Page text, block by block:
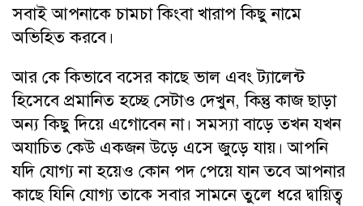
সবাই আপনাকে চামচা কিংবা খারাপ কিছু নামে
অভিহিত করবে।
আর কে কিভাবে বসের কাছে ভাল এবং ট্যালেন্ট
হিসেবে প্রমানিত হচ্ছে সেটাও দেখুন, কিন্তু কাজ ছাড়া
অন্য কিছু দিয়ে এগোবেন না। সমস্যা বাড়ে তখন যখন
অযাচিত কেউ একজন উড়ে এসে জুড়ে যায়। আপনি
যদি যোগ্য না হয়েও কোন পদ পেয়ে যান তবে আপনার
কাছে যিনি যোগ্য তাকে সবার সামনে তুলে ধরে দ্বায়িত্ব